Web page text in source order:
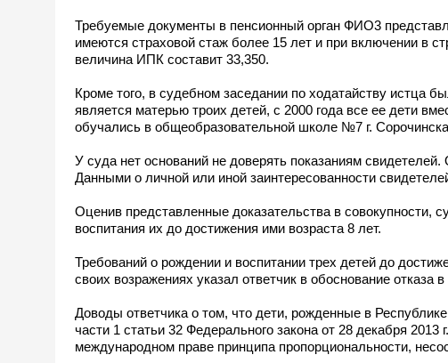
Требуемые документы в пенсионный орган ФИО3
имеются страховой стаж более 15 лет и при включении в
величина ИПК составит 33,350.
Кроме того, в судебном заседании по ходатайству
является матерью троих детей, с 2000 года все ее дети
обучались в общеобразовательной школе №7 г.
У суда нет оснований не доверять показаниям
Данными о личной или иной заинтересованности
Оценив представленные доказательства в совокупности,
воспитания их до достижения ими возраста 8 лет.
Требований о рождении и воспитании трех детей до
своих возражениях указал ответчик в обоснование
Доводы ответчика о том, что дети, рожденные в
части 1 статьи 32 Федерального закона от 28 декабря
международном праве принципа пропорциональности,